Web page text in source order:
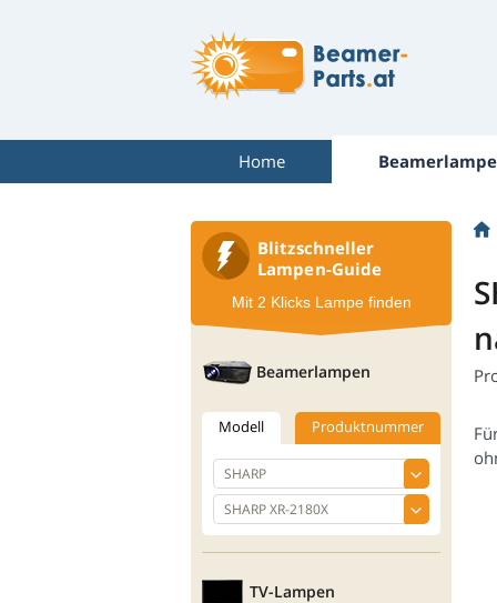
Home
Blitzschneller
Lampen-Guide
Mit 2 Klicks Lampe finden
Beamerlampen
Modell Produktnummer
TV-Lampen